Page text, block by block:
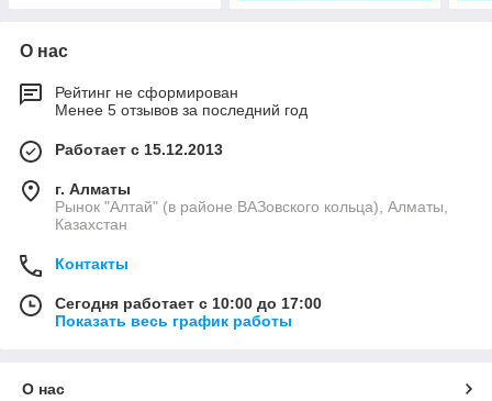
О нас
Рейтинг не сформирован
Менее 5 отзывов за последний год
Работает с 15.12.2013
г. Алматы
Рынок "Алтай" (в районе ВАЗовского кольца), Алматы,
Казахстан
Контакты
Сегодня работает с 10:00 до 17:00
Показать весь график работы
О нас